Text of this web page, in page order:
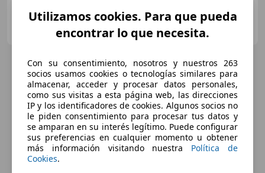
FLEXICAR GRANADA- Atarfe
ES-18230 Atarfe
Utilizamos cookies. Para que pueda
encontrar lo que necesita.
Con su consentimiento, nosotros y nuestros 263
socios usamos cookies o tecnologías similares para
almacenar, acceder y procesar datos personales,
como sus visitas a esta página web, las direcciones
IP y los identificadores de cookies. Algunos socios no
le piden consentimiento para procesar tus datos y
se amparan en su interés legítimo. Puede configurar
sus preferencias en cualquier momento u obtener
más información visitando nuestra Política de
Cookies.